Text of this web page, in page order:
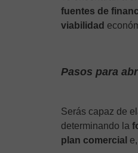
fuentes de
viabilidad
Pasos para
Serás capaz de
determinando la
plan comercial